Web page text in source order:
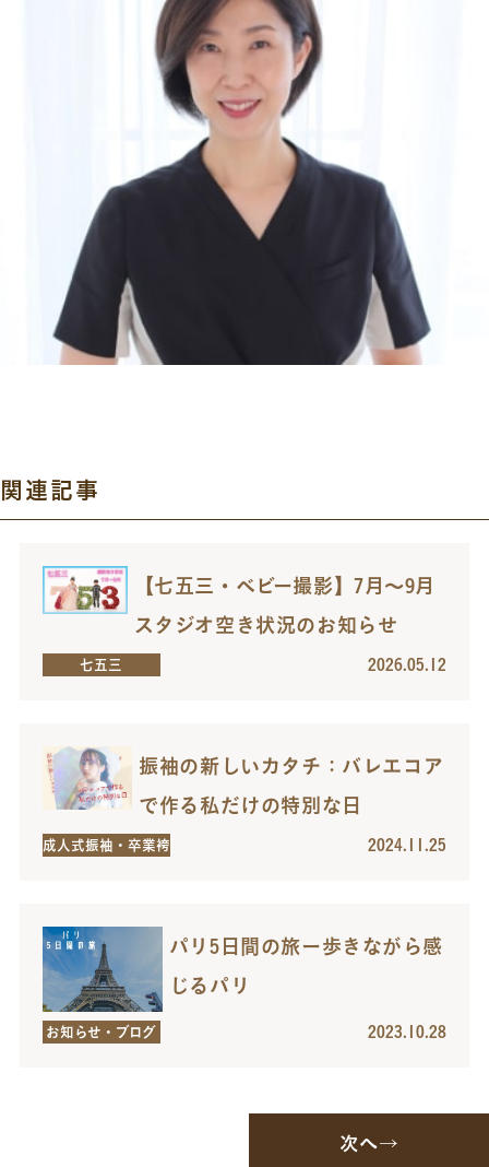
関連記事
【七五三・ベビー撮影】7月～9月
スタジオ空き状況のお知らせ
七五三 2026.05.12
振袖の新しいカタチ：バレエコア
で作る私だけの特別な日
成人式振袖・卒業袴 2024.11.25
パリ5日間の旅ー歩きながら感
じるパリ
お知らせ・ブログ 2023.10.28
次へ→